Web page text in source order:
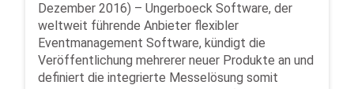
Dezember 2016) – Ungerboeck Software, der
weltweit führende Anbieter flexibler
Eventmanagement Software, kündigt die
Veröffentlichung mehrerer neuer Produkte an und
definiert die integrierte Messelösung somit